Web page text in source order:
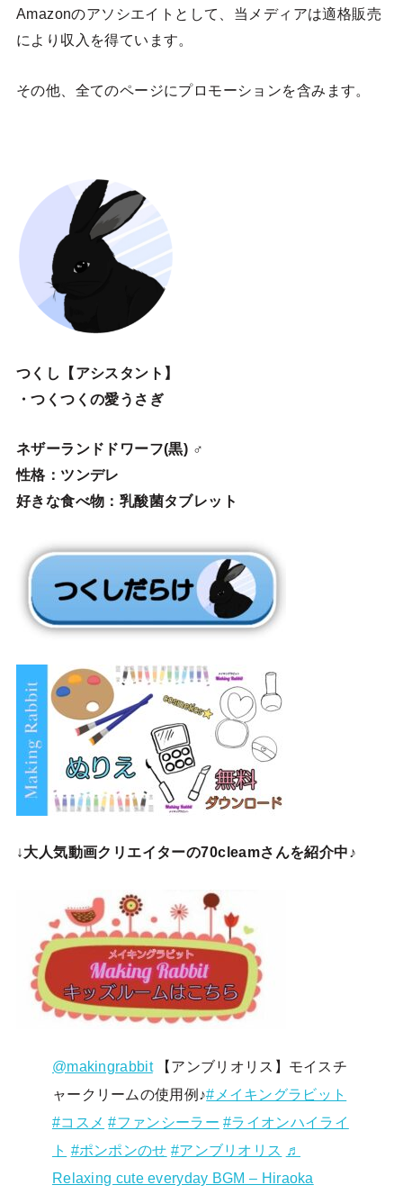
Amazonのアソシエイトとして、当メディアは適格販売
により収入を得ています。
その他、全てのページにプロモーションを含みます。
つくし【アシスタント】
・つくつくの愛うさぎ
ネザーランドドワーフ(黒) ♂
性格：ツンデレ
好きな食べ物：乳酸菌タブレット
↓大人気動画クリエイターの70cleamさんを紹介中♪
@makingrabbit【アンブリオリス】モイスチ
ャークリームの使用例♪#メイキングラビット
#コスメ #ファンシーラー #ライオンハイライ
ト #ポンポンのせ #アンブリオリス ♬
Relaxing cute everyday BGM – Hiraoka